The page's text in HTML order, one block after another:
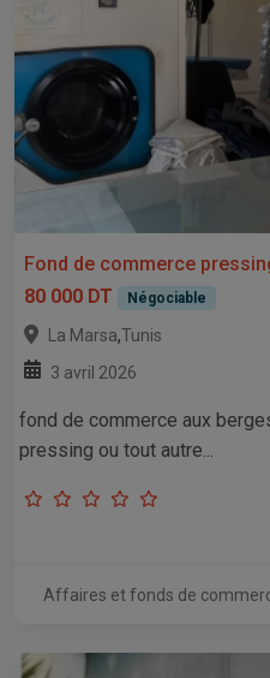
Fond de commerce
80 000 DT
Négociable
La Marsa,Tunis
3 avril 2026
fond de commerce aux
pressing ou tout autre...
Affaires et fonds de